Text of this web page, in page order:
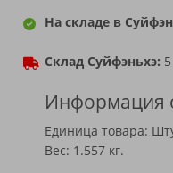
На складе в
Склад Суйфэньхэ:
Информация
Единица товара:
Вес: 1.557 кг.